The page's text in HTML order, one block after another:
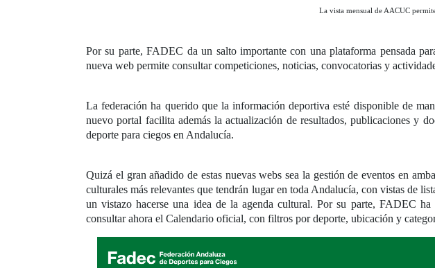
La vista mensual de AACUC
Por su parte, FADEC da un salto importante con una plataforma pensada
nueva web permite consultar competiciones, noticias, convocatorias y
La federación ha querido que la información deportiva esté disponible de
nuevo portal facilita además la actualización de resultados, publicaciones y
deporte para ciegos en Andalucía.
Quizá el gran añadido de estas nuevas webs sea la gestión de eventos en
culturales más relevantes que tendrán lugar en toda Andalucía, con vistas de
un vistazo hacerse una idea de la agenda cultural. Por su parte, FADEC
consultar ahora el Calendario oficial, con filtros por deporte, ubicación y